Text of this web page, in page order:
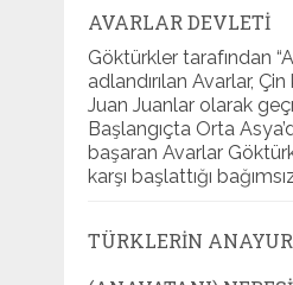
AVARLAR DEVLETI
Göktürkler tarafından
adlandırılan Avarlar,
Juan Juanlar olarak
Başlangıçta Orta
başaran Avarlar
karşı başlattığı
TÜRKLERIN